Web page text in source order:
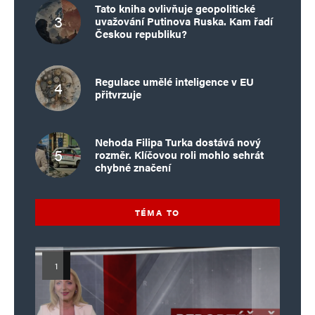
Tato kniha ovlivňuje geopolitické
uvažování Putinova Ruska. Kam řadí
Českou republiku?
Regulace umělé inteligence v EU
přitvrzuje
Nehoda Filipa Turka dostává nový
rozměr. Klíčovou roli mohlo sehrát
chybné značení
TÉMA TO